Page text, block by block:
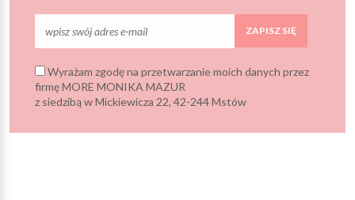
ZAPISZ SIĘ
Wyrażam zgodę na przetwarzanie moich danych przez
firmę MORE MONIKA MAZUR
z siedzibą w Mickiewicza 22, 42-244 Mstów